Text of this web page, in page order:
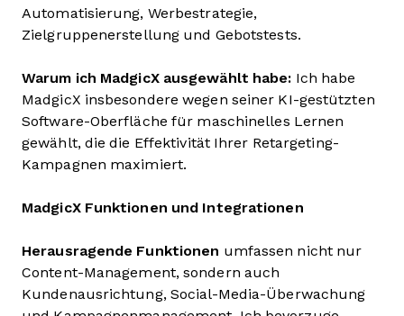
Automatisierung, Werbestrategie,
Zielgruppenerstellung und Gebotstests.
Warum ich MadgicX ausgewählt habe: Ich habe
MadgicX insbesondere wegen seiner KI-gestützten
Software-Oberfläche für maschinelles Lernen
gewählt, die die Effektivität Ihrer Retargeting-
Kampagnen maximiert.
MadgicX Funktionen und Integrationen
Herausragende Funktionen umfassen nicht nur
Content-Management, sondern auch
Kundenausrichtung, Social-Media-Überwachung